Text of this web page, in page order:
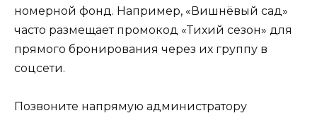
номерной фонд. Например, «Вишнёвый сад»
часто размещает промокод «Тихий сезон» для
прямого бронирования через их группу в
соцсети.
Позвоните напрямую администратору